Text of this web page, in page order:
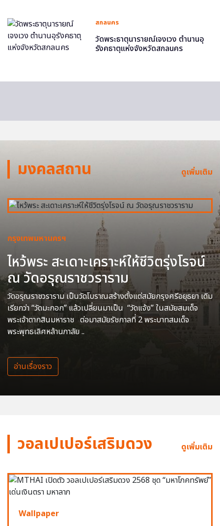
สกลนคร
วัดพระธาตุนารายณ์เจงเวง ตำนานอุ
รังคธาตุแห่งจังหวัดสกลนคร
มงคลสถาน ดูเพิ่มเติม
กรุงเทพมหานครฯ
ไหว้พระ สะเดาะเคราะห์ให้ชีวิตรุ่งโรจน์
ณ วัดอรุณราชวราราม
วัดอรุณราชวราราม เป็นวัดโบราณสร้างตั้งแต่สมัยกรุงศรีอยุธยา เดิม
เรียกว่า “วัดมะกอก” แล้วเปลี่ยนมาเป็น “วัดแจ้ง” ในสมัยสมเด็จ
พระเจ้าตากสินมหาราช ต่อมาสมัยรัชกาลที่ 2 พระบาทสมเด็จ
พระพุทธเลิศหล้านภาลัย ..
อ่านเรื่องราว
วอลเปเปอร์เสริมดวง ดูเพิ่มเติม
Wallpaper